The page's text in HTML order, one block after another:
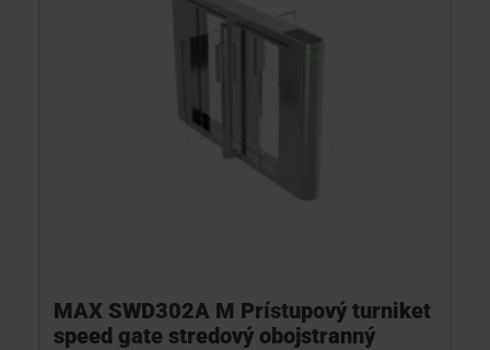
MAX SWD302A M Prístupový turniket
speed gate stredový obojstranný